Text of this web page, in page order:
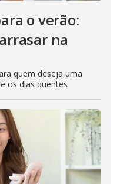
o verão:
na
quem deseja uma
os dias quentes